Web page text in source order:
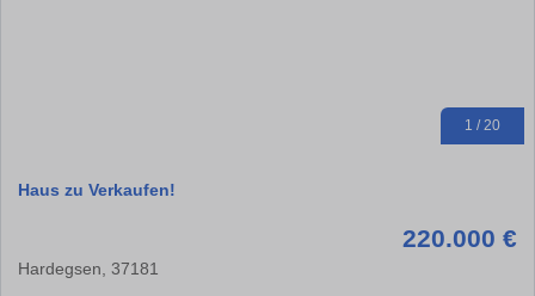
1 / 20
Haus zu Verkaufen!
220.000 €
Hardegsen, 37181